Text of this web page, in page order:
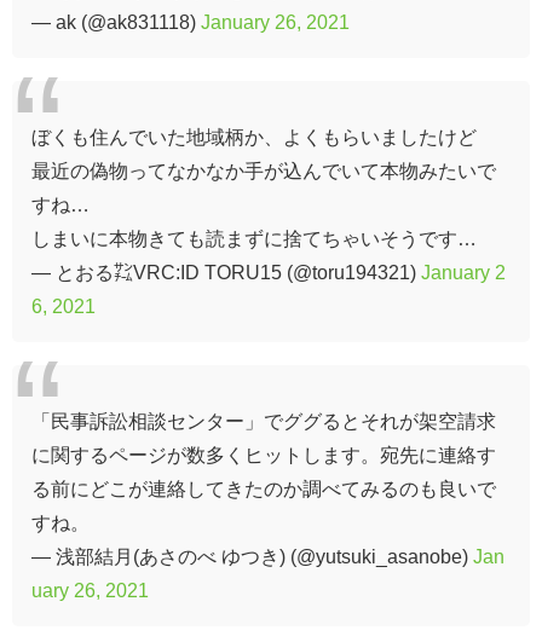
— ak (@ak831118) January 26, 2021
ぼくも住んでいた地域柄か、よくもらいましたけど
最近の偽物ってなかなか手が込んでいて本物みたいで
すね…
しまいに本物きても読まずに捨てちゃいそうです…
— とおる㌠VRC:ID TORU15 (@toru194321) January 2
6, 2021
「民事訴訟相談センター」でググるとそれが架空請求
に関するページが数多くヒットします。宛先に連絡す
る前にどこが連絡してきたのか調べてみるのも良いで
すね。
— 浅部結月(あさのべ ゆつき) (@yutsuki_asanobe) Jan
uary 26, 2021